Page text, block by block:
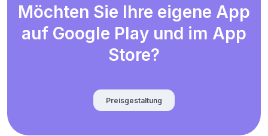
Möchten Sie Ihre eigene App
auf Google Play und im App
Store?
Preisgestaltung